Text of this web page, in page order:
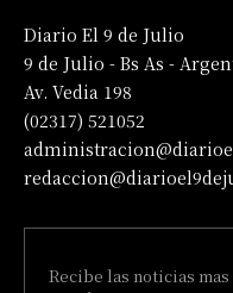
Diario El 9 de Julio
9 de Julio - Bs As -
Av. Vedia 198
(02317) 521052
Recibe las noticias